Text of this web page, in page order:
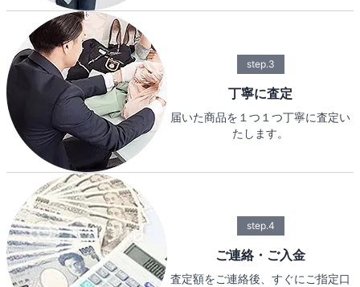
step.3
丁寧に査定
届いた商品を１つ１つ丁寧に査定い
たします。
step.4
ご連絡・ご入金
査定額をご連絡後、すぐにご指定口